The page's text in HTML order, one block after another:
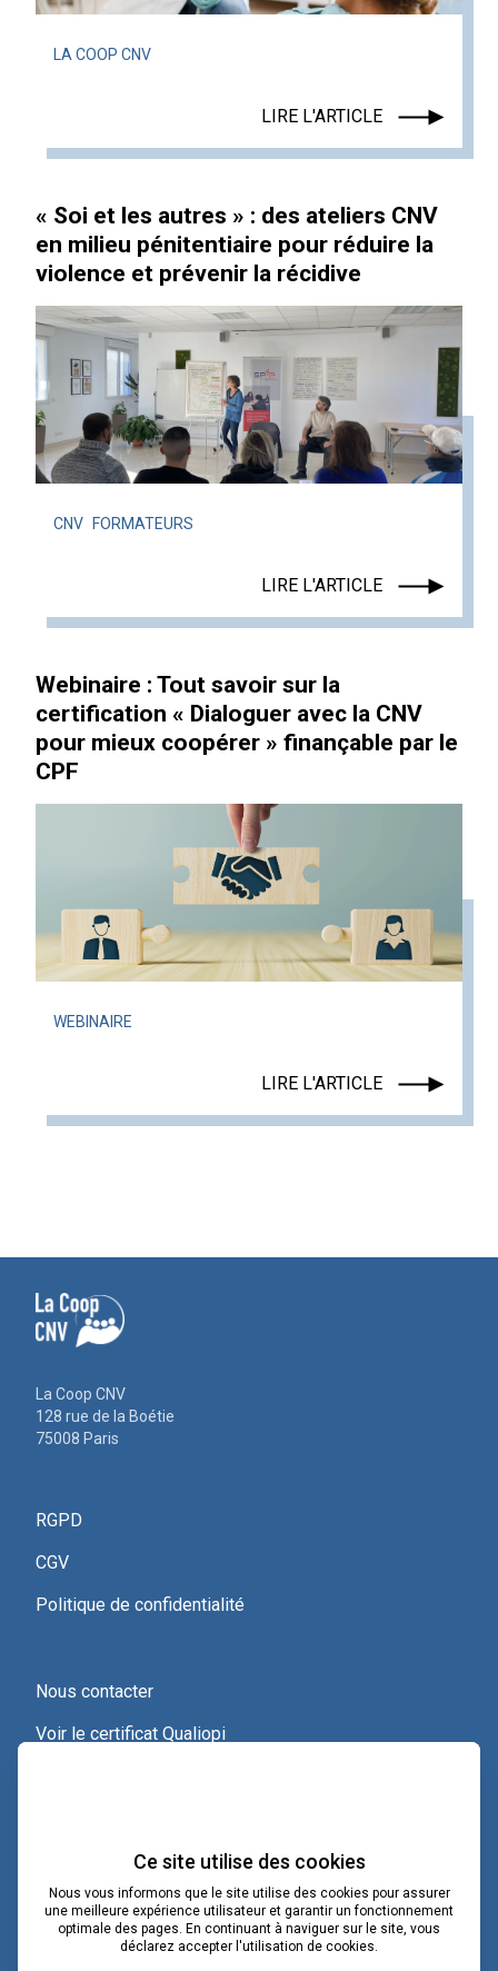
LA COOP CNV
LIRE L'ARTICLE
« Soi et les autres » : des ateliers CNV
en milieu pénitentiaire pour réduire la
violence et prévenir la récidive
CNV FORMATEURS
LIRE L'ARTICLE
Webinaire : Tout savoir sur la
certification « Dialoguer avec la CNV
pour mieux coopérer » finançable par le
CPF
WEBINAIRE
LIRE L'ARTICLE
La Coop CNV
128 rue de la Boétie
75008 Paris
RGPD
CGV
Politique de confidentialité
Nous contacter
Voir le certificat Qualiopi
contact@lacoopcnv.com
Ce site utilise des cookies
Nous vous informons que le site utilise des cookies pour assurer
une meilleure expérience utilisateur et garantir un fonctionnement
optimale des pages. En continuant à naviguer sur le site, vous
déclarez accepter l'utilisation de cookies.